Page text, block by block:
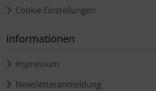
Cookie Einstellungen
Informationen
Impressum
Newsletteranmeldung